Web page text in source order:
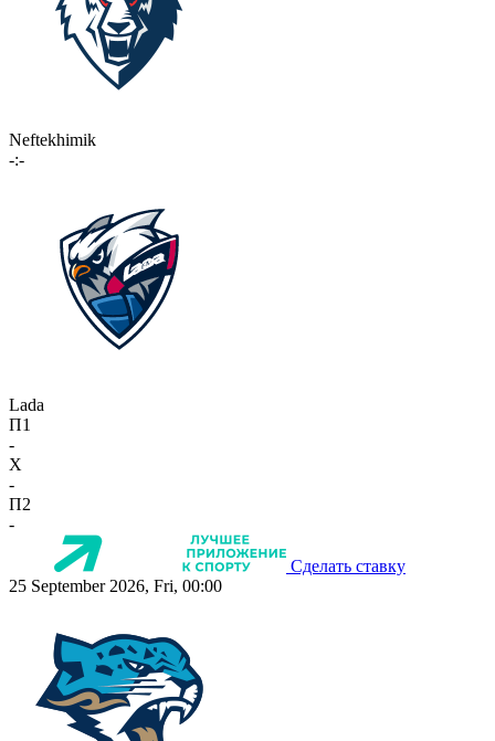
Neftekhimik
-:-
Lada
П1
-
X
-
П2
-
Сделать ставку
25 September 2026, Fri, 00:00